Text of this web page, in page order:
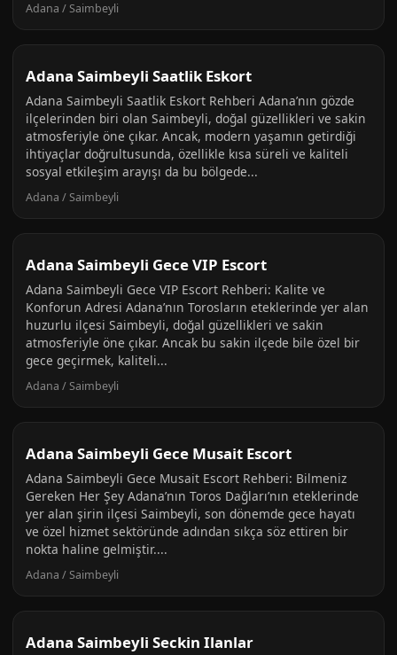
Adana / Saimbeyli
Adana Saimbeyli Saatlik Eskort
Adana Saimbeyli Saatlik Eskort Rehberi Adana’nın gözde
ilçelerinden biri olan Saimbeyli, doğal güzellikleri ve sakin
atmosferiyle öne çıkar. Ancak, modern yaşamın getirdiği
ihtiyaçlar doğrultusunda, özellikle kısa süreli ve kaliteli
sosyal etkileşim arayışı da bu bölgede...
Adana / Saimbeyli
Adana Saimbeyli Gece VIP Escort
Adana Saimbeyli Gece VIP Escort Rehberi: Kalite ve
Konforun Adresi Adana’nın Torosların eteklerinde yer alan
huzurlu ilçesi Saimbeyli, doğal güzellikleri ve sakin
atmosferiyle öne çıkar. Ancak bu sakin ilçede bile özel bir
gece geçirmek, kaliteli...
Adana / Saimbeyli
Adana Saimbeyli Gece Musait Escort
Adana Saimbeyli Gece Musait Escort Rehberi: Bilmeniz
Gereken Her Şey Adana’nın Toros Dağları’nın eteklerinde
yer alan şirin ilçesi Saimbeyli, son dönemde gece hayatı
ve özel hizmet sektöründe adından sıkça söz ettiren bir
nokta haline gelmiştir....
Adana / Saimbeyli
Adana Saimbeyli Seckin Ilanlar